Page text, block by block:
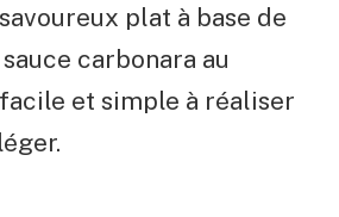
plat à base de
carbonara au
et simple à réaliser